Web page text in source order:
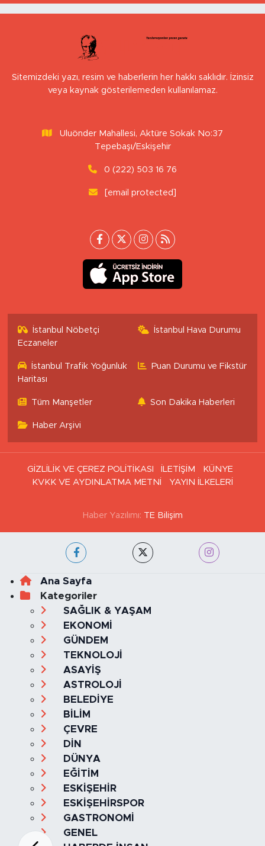
Sitemizdeki yazı, resim ve haberlerin her hakkı saklıdır. İzinsiz
veya kaynak gösterilemeden kullanılamaz.
Uluönder Mahallesi, Aktüre Sokak No:37
Tepebaşı/Eskişehir
0 (222) 503 16 76
[email protected]
İstanbul Nöbetçi
Eczaneler
İstanbul Hava Durumu
İstanbul Trafik Yoğunluk
Haritası
Puan Durumu ve Fikstür
Tüm Manşetler Son Dakika Haberleri
Haber Arşivi
GİZLİLİK VE ÇEREZ POLİTİKASI İLETİŞİM
KÜNYE
KVKK VE AYDINLATMA METNİ
YAYIN İLKELERİ
Haber Yazılımı: TE Bilişim
Ana Sayfa
Kategoriler
SAĞLIK & YAŞAM
EKONOMİ
GÜNDEM
TEKNOLOJİ
ASAYİŞ
ASTROLOJİ
BELEDİYE
BİLİM
ÇEVRE
DİN
DÜNYA
EĞİTİM
ESKİŞEHİR
ESKİŞEHİRSPOR
GASTRONOMİ
GENEL